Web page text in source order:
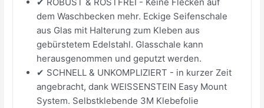
dem Waschbecken mehr. Eckige Seifenschale
aus Glas mit Halterung zum Kleben aus
gebürstetem Edelstahl. Glasschale kann
herausgenommen und geputzt werden.
✔ SCHNELL & UNKOMPLIZIERT - in kurzer Zeit
angebracht, dank WEISSENSTEIN Easy Mount
System. Selbstklebende 3M Klebefolie